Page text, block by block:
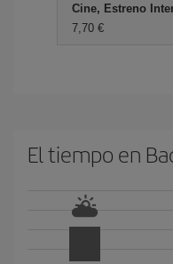
Cine, Estreno
7,70 €
El tiempo en